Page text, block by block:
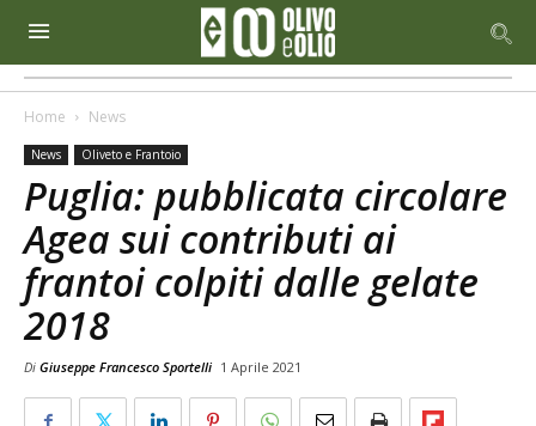
Home News
News Oliveto e Frantoio
Puglia: pubblicata circolare
Agea sui contributi ai
frantoi colpiti dalle gelate
2018
Di Giuseppe Francesco Sportelli 1 Aprile 2021